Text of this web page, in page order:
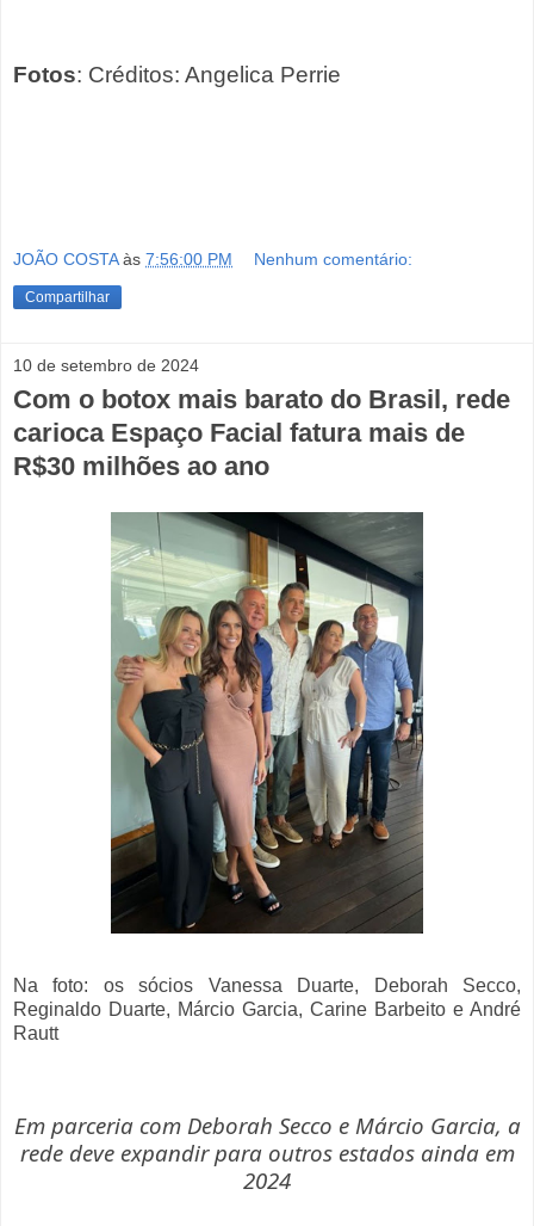
Fotos: Créditos: Angelica Perrie
JOÃO COSTAàs 7:56:00 PM Nenhum comentário:
Compartilhar
10 de setembro de 2024
Com o botox mais barato do Brasil, rede
carioca Espaço Facial fatura mais de
R$30 milhões ao ano
Na foto: os sócios Vanessa Duarte, Deborah Secco,
Reginaldo Duarte, Márcio Garcia, Carine Barbeito e André
Rautt
Em parceria com Deborah Secco e Márcio Garcia, a
rede deve expandir para outros estados ainda em
2024